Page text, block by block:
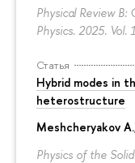
Physical Review
Physics. 2025. Vol.
Статья
Hybrid modes in
heterostructure
Meshcheryakov
Physics of the